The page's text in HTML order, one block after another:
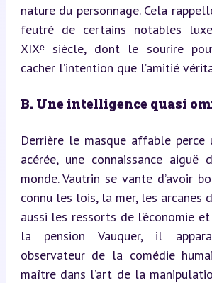
nature du personnage. Cela
feutré de certains notables
XIXᵉ siècle, dont le sourire
cacher l’intention que l’amitié
B. Une intelligence quasi
Derrière le masque affable perce
acérée, une connaissance aiguë
monde. Vautrin se vante d’avoir
connu les lois, la mer, les arcanes
aussi les ressorts de l’économie
la pension Vauquer, il
observateur de la comédie
maître dans l’art de la